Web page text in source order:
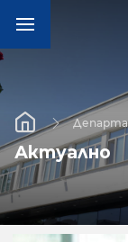
Актуално